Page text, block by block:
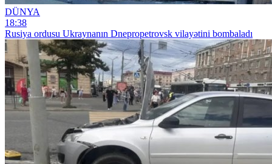
DÜNYA
18:38
Rusiya ordusu Ukraynanın Dnepropetrovsk vilayətini bombaladı